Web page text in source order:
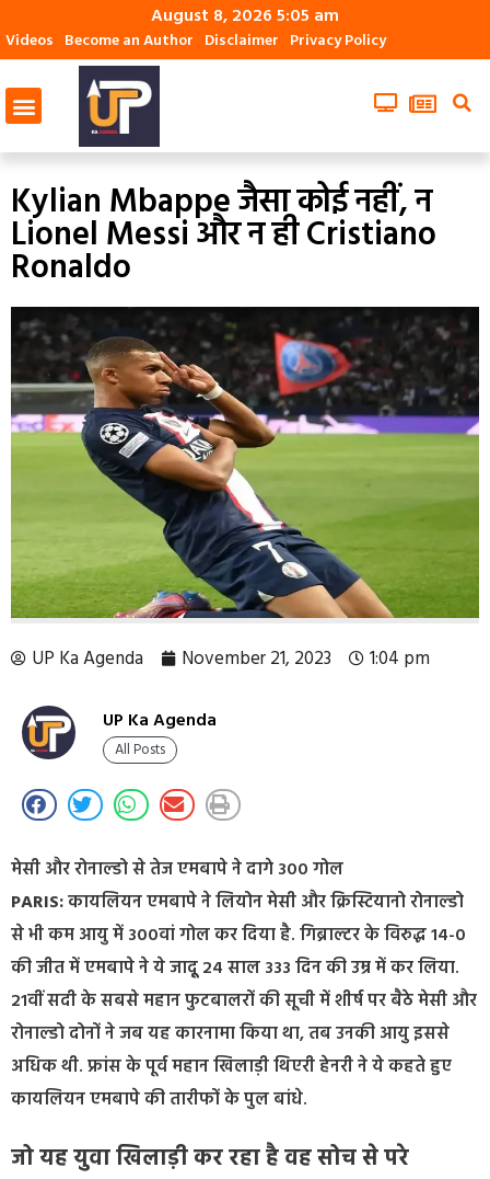
August 8, 2026 5:05 am
Videos Become an Author Disclaimer Privacy Policy
Kylian Mbappe जैसा कोई नहीं, न
Lionel Messi और न ही Cristiano
Ronaldo
UP Ka Agenda November 21, 2023 1:04 pm
UP Ka Agenda
All Posts
मेसी और रोनाल्डो से तेज एमबापे ने दागे 300 गोल
PARIS:कायलियन एमबापे ने लियोन मेसी और क्रिस्टियानो रोनाल्डो
से भी कम आयु में 300वां गोल कर दिया है. गिब्राल्टर के विरुद्ध 14-0
की जीत में एमबापे ने ये जादूू 24 साल 333 दिन की उम्र में कर लिया.
21वीं सदी के सबसे महान फुटबालरों की सूची में शीर्ष पर बैठे मेसी और
रोनाल्डो दोनों ने जब यह कारनामा किया था, तब उनकी आयु इससे
अधिक थी. फ्रांस के पूर्व महान खिलाड़ी थिएरी हेनरी ने ये कहते हुए
कायलियन एमबापे की तारीफों के पुल बांधे.
जो यह युवा खिलाड़ी कर रहा है वह सोच से परे